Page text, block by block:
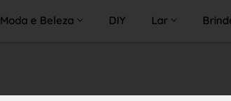
Moda e Beleza DIY Lar